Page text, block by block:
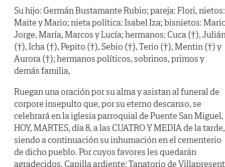
Su hijo: Germán Bustamante Rubio; pareja: Flori, nietos:
Maite y Mario; nieta política: Isabel Iza; bisnietos:
Jorge, María, Marcos y Lucía; hermanos: Cuca (†),
(†), Icha (†), Pepito (†), Sebio (†), Terio (†), Mentin (†) y
Aurora (†); hermanos políticos, sobrinos, primos y
demás familia,
Ruegan una oración por su alma y asistan al funeral de
corpore insepulto que, por su eterno descanso, se
celebrará en la iglesia parroquial de Puente San Miguel,
HOY, MARTES, día 8, a las CUATRO Y MEDIA de la tarde,
siendo a continuación su inhumación en el cementerio
de dicho pueblo. Por cuyos favores les quedarán
agradecidos. Capilla ardiente: Tanatorio de